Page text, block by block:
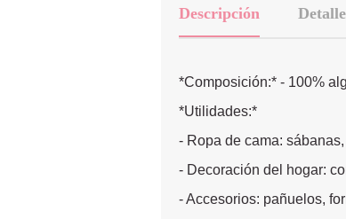
Descripción
*Composición:* - 100%
*Utilidades:*
- Ropa de cama:
- Decoración del hogar:
- Accesorios: pañuelos,